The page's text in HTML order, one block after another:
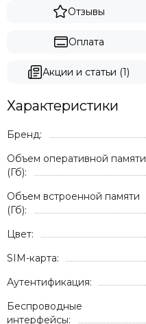
Отзывы
Оплата
Акции и статьи (1)
Характеристики
Бренд:
Объем оперативной памяти
(Гб):
Объем встроенной памяти
(Гб):
Цвет:
SIM-карта:
Аутентификация:
Беспроводные
интерфейсы: